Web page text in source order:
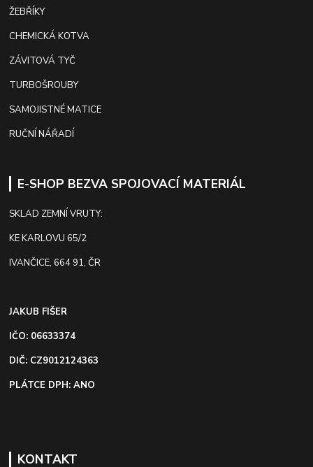
ŽEBŘÍKY
CHEMICKÁ KOTVA
ZÁVITOVÁ TYČ
TURBOŠROUBY
SAMOJISTNÉ MATICE
RUČNÍ NÁŘADÍ
E-SHOP BEZVA SPOJOVACÍ MATERIÁL
SKLAD ZEMNÍ VRUTY:
KE KARLOVU 65/2
IVANČICE, 664 91, ČR
JAKUB FIŠER
IČO: 06633374
DIČ: CZ9012124363
PLÁTCE DPH: ANO
KONTAKT